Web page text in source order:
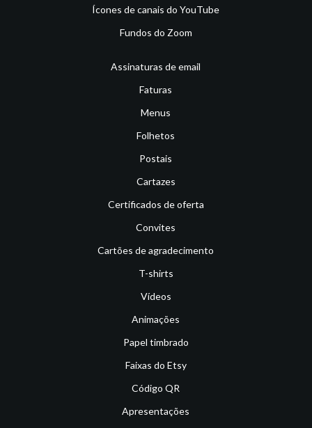
Ícones de canais do YouTube
Fundos do Zoom
Assinaturas de email
Faturas
Menus
Folhetos
Postais
Cartazes
Certificados de oferta
Convites
Cartões de agradecimento
T-shirts
Vídeos
Animações
Papel timbrado
Faixas do Etsy
Código QR
Apresentações